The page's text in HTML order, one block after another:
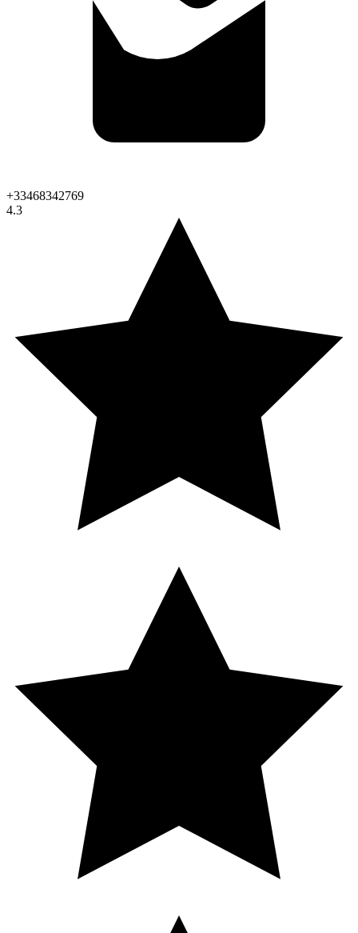
+33468342769
4.3